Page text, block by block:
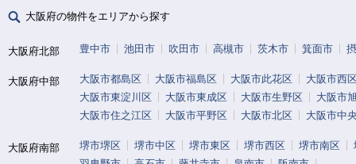
大阪府の物件をエリアから探す
大阪府北部 豊中市 池田市 吹田市 高槻市 茨木市 箕面市
大阪府中部 大阪市都島区 大阪市福島区 大阪市此花区
大阪市西
大阪市東淀川区
大阪市東成区 大阪市生野区
大阪市
大阪市住之江区
大阪市平野区 大阪市北区 大阪市中
大阪府南部 堺市堺区 堺市中区 堺市東区 堺市西区 堺市南区